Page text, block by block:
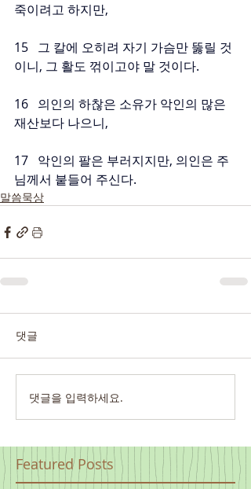
죽이려고 하지만,
15   그 칼에 오히려 자기 가슴만 뚫릴 것
이니, 그 활도 꺾이고야 말 것이다.
16   의인의 하찮은 소유가 악인의 많은
재산보다 나으니,
17   악인의 팔은 부러지지만, 의인은 주
님께서 붙들어 주신다.
말씀묵상
댓글
댓글을 입력하세요.
Featured Posts